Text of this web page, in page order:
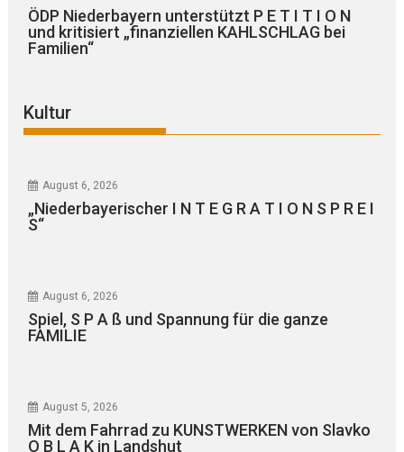
ÖDP Niederbayern unterstützt P E T I T I O N
und kritisiert „finanziellen KAHLSCHLAG bei
Familien“
Kultur
August 6, 2026
„Niederbayerischer I N T E G R A T I O N S P R E I
S“
August 6, 2026
Spiel, S P A ß und Spannung für die ganze
FAMILIE
August 5, 2026
Mit dem Fahrrad zu KUNSTWERKEN von Slavko
O B L A K in Landshut